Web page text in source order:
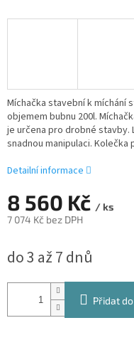
8 560 Kč / ks
7 074 Kč bez DPH
cena:
do 3 až 7 dnů
Přidat
Míchačka stavební k míchání
objemem bubnu 200l.
je určena pro drobné stavby.
snadnou manipulaci. Kolečka
Detailní informace